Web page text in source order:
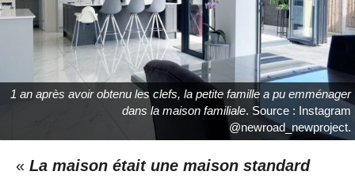
1 an après avoir obtenu les clefs, la petite famille a pu emménager
dans la maison familiale. Source : Instagram
@newroad_newproject.
« La maison était une maison standard